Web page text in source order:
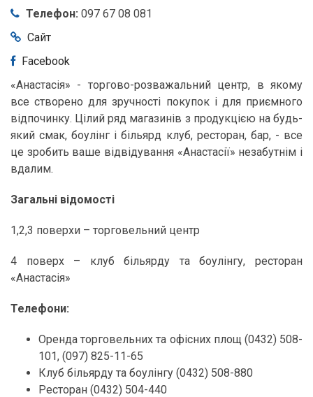
Телефон: 097 67 08 081
Сайт
Facebook
«Анастасія» - торгово-розважальний центр, в якому
все створено для зручності покупок і для приємного
відпочинку. Цілий ряд магазинів з продукцією на будь-
який смак, боулінг і більярд клуб, ресторан, бар, - все
це зробить ваше відвідування «Анастасії» незабутнім і
вдалим.
Загальні відомості
1,2,3 поверхи – торговельний центр
4 поверх – клуб більярду та боулінгу, ресторан
«Анастасія»
Телефони:
Оренда торговельних та офісних площ (0432) 508-
101, (097) 825-11-65
Клуб більярду та боулінгу (0432) 508-880
Ресторан (0432) 504-440